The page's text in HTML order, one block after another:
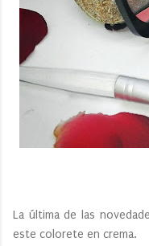
La última de las
este colorete en crema.